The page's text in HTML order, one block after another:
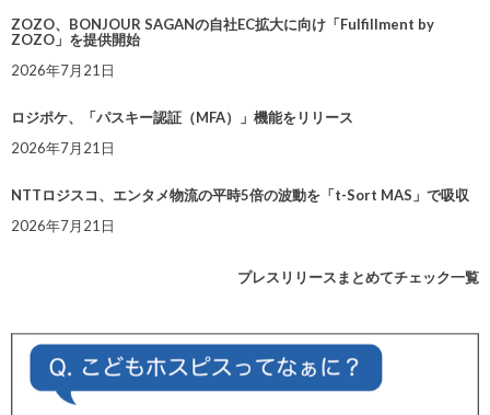
ZOZO、BONJOUR SAGANの自社EC拡大に向け「Fulfillment by
ZOZO」を提供開始
2026年7月21日
ロジポケ、「パスキー認証（MFA）」機能をリリース
2026年7月21日
NTTロジスコ、エンタメ物流の平時5倍の波動を「t-Sort MAS」で吸収
2026年7月21日
プレスリリースまとめてチェック一覧